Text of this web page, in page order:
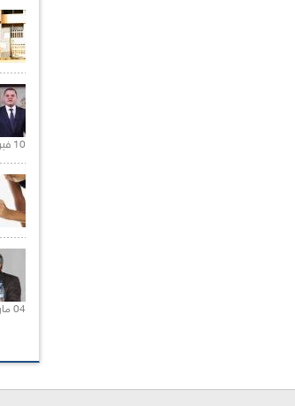
10 فبراير 2021 |
04 مارس 2020 |